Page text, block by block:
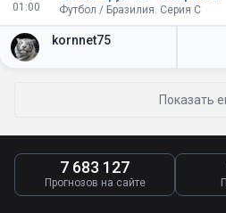
01:00
kornnet75
Футбол / Бразилия. Серия C
Показать
7 683 127
Прогнозов на сайте